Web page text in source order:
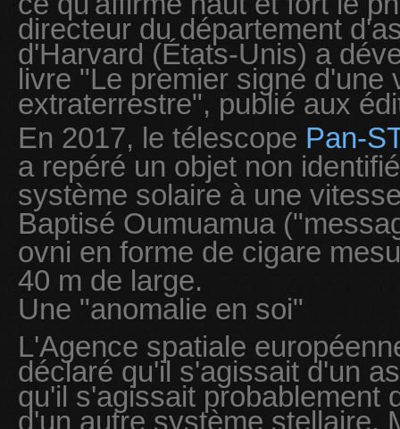
directeur du département
d'Harvard (États-Unis) a
livre "Le premier signe d'une
extraterrestre", publié aux
En 2017, le télescope Pan-
a repéré un objet non
système solaire à une
Baptisé Oumuamua
ovni en forme de cigare
40 m de large.
Une "anomalie en soi"
L'Agence spatiale
déclaré qu'il s'agissait d'un
qu'il s'agissait probablement
d'un autre système stellaire.